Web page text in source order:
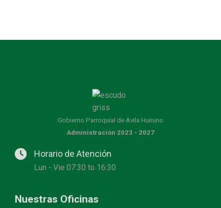
Gobierno Parroquial de Avila Huiruno
Administración 2023 - 2027
Horario de Atención
Lun - Vie 07:30 to 16:30
Nuestras Oficinas